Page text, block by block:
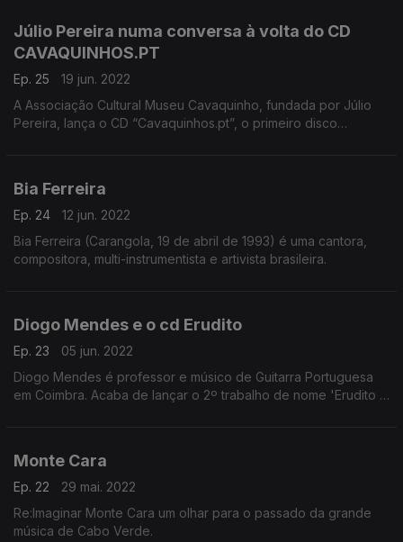
Júlio Pereira numa conversa à volta do CD
CAVAQUINHOS.PT
Ep. 25
19 jun. 2022
A Associação Cultural Museu Cavaquinho, fundada por Júlio
Pereira, lança o CD “Cavaquinhos.pt”, o primeiro disco
Bia Ferreira
Ep. 24
12 jun. 2022
Bia Ferreira (Carangola, 19 de abril de 1993) é uma cantora,
compositora, multi-instrumentista e artivista brasileira.
Diogo Mendes e o cd Erudito
Ep. 23
05 jun. 2022
Diogo Mendes é professor e músico de Guitarra Portuguesa
em Coimbra. Acaba de lançar o 2º trabalho de nome 'Erudito -
Monte Cara
Ep. 22
29 mai. 2022
Re:Imaginar Monte Cara um olhar para o passado da grande
música de Cabo Verde.